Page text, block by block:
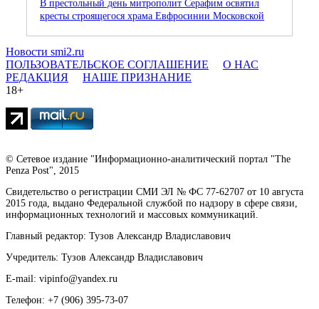
В престольный день митрополит Серафим освятил
кресты строящегося храма Евфросинии Московской
Новости smi2.ru
ПОЛЬЗОВАТЕЛЬСКОЕ СОГЛАШЕНИЕ
О НАС
РЕДАКЦИЯ
НАШЕ ПРИЗНАНИЕ
18+
© Сетевое издание "Информационно-аналитический портал "The
Penza Post", 2015
Свидетельство о регистрации СМИ ЭЛ № ФС 77-62707 от 10 августа
2015 года, выдано Федеральной службой по надзору в сфере связи,
информационных технологий и массовых коммуникаций.
Главный редактор: Тузов Александр Владиславович
Учредитель: Тузов Александр Владиславович
E-mail: vipinfo@yandex.ru
Телефон: +7 (906) 395-73-07